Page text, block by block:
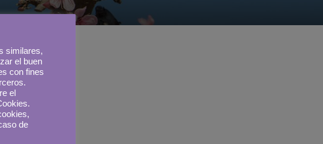
similares,
el buen
con fines
el
de